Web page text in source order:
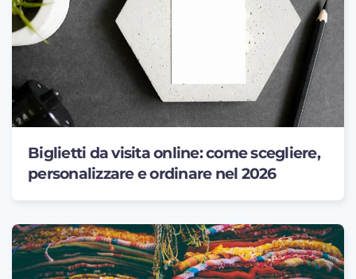
Biglietti da visita online: come scegliere,
personalizzare e ordinare nel 2026